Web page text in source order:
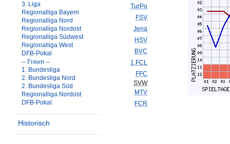
3. Liga
Regionalliga Bayern
Regionalliga Nord
Regionalliga Nordost
Regionalliga Südwest
Regionalliga West
DFB-Pokal
-- Frauen --
1. Bundesliga
2. Bundesliga Nord
2. Bundesliga Süd
Regionalliga Nordost
DFB-Pokal
Historisch
TurPo
FSV
Jena
HSV
BVC
1.FCL
FFC
SVW
MTV
FCR